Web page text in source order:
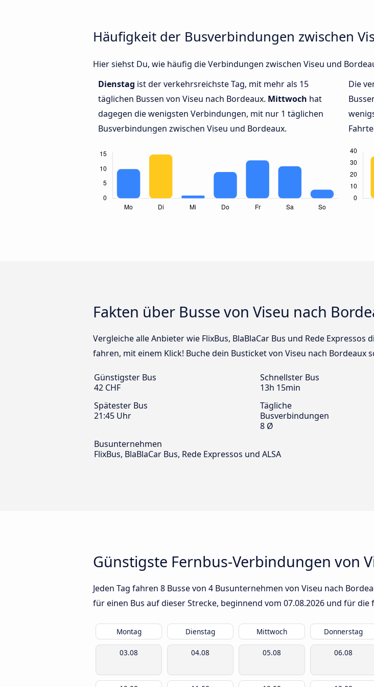
Häufigkeit der Busverbindungen zwischen
Hier siehst Du, wie häufig die Verbindungen zwischen Viseu und
Dienstag ist der verkehrsreichste Tag, mit mehr als 15
täglichen Bussen von Viseu nach Bordeaux. Mittwoch hat
dagegen die wenigsten Verbindungen, mit nur 1 täglichen
Busverbindungen zwischen Viseu und Bordeaux.
Die
Fakten über Busse von Viseu nach
Vergleiche alle Anbieter wie FlixBus, BlaBlaCar Bus und Rede
fahren, mit einem Klick! Buche dein Busticket von Viseu nach Bordeaux
Günstigster Bus
42 CHF
Schnellster Bus
13h 15min
Spätester Bus
21:45 Uhr
Tägliche
Busverbindungen
8 Ø
Busunternehmen
FlixBus, BlaBlaCar Bus, Rede Expressos und ALSA
Günstigste Fernbus-Verbindungen von
Jeden Tag fahren 8 Busse von 4 Busunternehmen von Viseu nach
für einen Bus auf dieser Strecke, beginnend vom 07.08.2026 und für die
Montag Dienstag Mittwoch Donnerstag
03.08 04.08 05.08 06.08